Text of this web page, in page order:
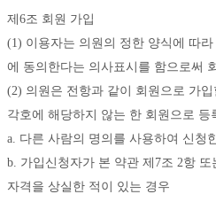
제6조 회원 가입
(1) 이용자는 의원의 정한 양식에 따
에 동의한다는 의사표시를 함으로써
(2) 의원은 전항과 같이 회원으로 가
각호에 해당하지 않는 한 회원으로 등
a. 다른 사람의 명의를 사용하여 신청
b. 가입신청자가 본 약관 제7조 2항
자격을 상실한 적이 있는 경우